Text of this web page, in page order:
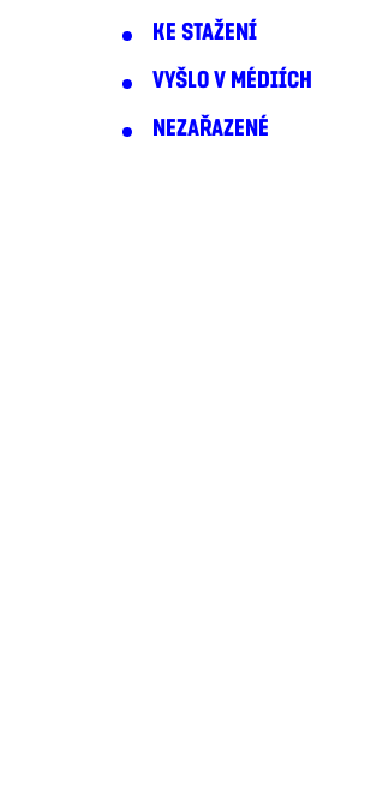
KE STAŽENÍ
VYŠLO V MÉDIÍCH
NEZAŘAZENÉ